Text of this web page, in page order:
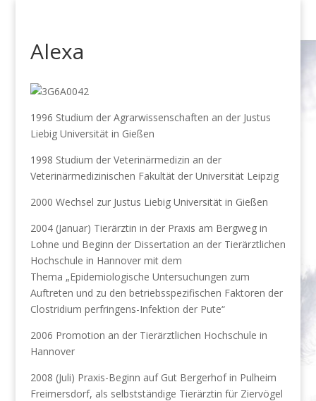
Alexa
1996 Studium der Agrarwissenschaften an der Justus
Liebig Universität in Gießen
1998 Studium der Veterinärmedizin an der
Veterinärmedizinischen Fakultät der Universität Leipzig
2000 Wechsel zur Justus Liebig Universität in Gießen
2004 (Januar) Tierärztin in der Praxis am Bergweg in
Lohne und Beginn der Dissertation an der Tierärztlichen
Hochschule in Hannover mit dem
Thema „Epidemiologische Untersuchungen zum
Auftreten und zu den betriebsspezifischen Faktoren der
Clostridium perfringens-Infektion der Pute“
2006 Promotion an der Tierärztlichen Hochschule in
Hannover
2008 (Juli) Praxis-Beginn auf Gut Bergerhof in Pulheim
Freimersdorf, als selbstständige Tierärztin für Ziervögel